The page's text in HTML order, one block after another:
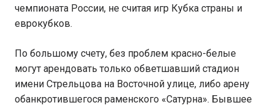
чемпионата России, не считая игр Кубка страны и
еврокубков.
По большому счету, без проблем красно-белые
могут арендовать только обветшавший стадион
имени Стрельцова на Восточной улице, либо арену
обанкротившегося раменского «Сатурна». Бывшее